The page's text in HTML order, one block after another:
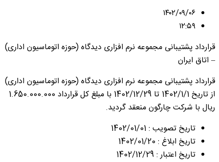
۱۴۰۲/۰۹/۰۶
۱۲:۵۹
قرارداد پشتیبانی مجموعه نرم افزاری دیدگاه (حوزه اتوماسیون اداری)
– اتاق ایران
قرارداد پشتیبانی مجموعه نرم افزاری دیدگاه (حوزه اتوماسیون اداری)
از تاریخ 1402/1/1 تا 1402/12/29 با مبلغ کل قرارداد 1.650.000.000
ریال با شرکت چارگون منعقد گردید.
تاریخ تصویب : 1402/01/01
تاریخ ابلاغ : 1402/01/20
تاریخ اعتبار : 1402/12/29